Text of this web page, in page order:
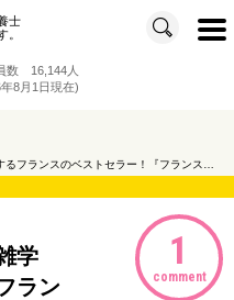
士
。
t
o
t
i
数 16,144人
8月1日現在)
学
ラン
1
comment